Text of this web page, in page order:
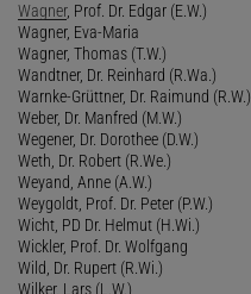
Wagner, Prof. Dr. Edgar (E.W.)
Wagner, Eva-Maria
Wagner, Thomas (T.W.)
Wandtner, Dr. Reinhard (R.Wa.)
Warnke-Grüttner, Dr. Raimund (R.W.)
Weber, Dr. Manfred (M.W.)
Wegener, Dr. Dorothee (D.W.)
Weth, Dr. Robert (R.We.)
Weyand, Anne (A.W.)
Weygoldt, Prof. Dr. Peter (P.W.)
Wicht, PD Dr. Helmut (H.Wi.)
Wickler, Prof. Dr. Wolfgang
Wild, Dr. Rupert (R.Wi.)
Wilker, Lars (L.W.)